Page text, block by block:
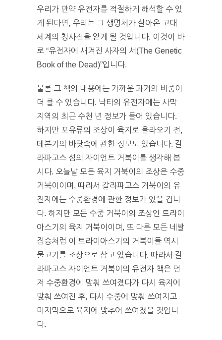
우리가 만약 유전자를 적절하게 해석할 수 있
게 된다면, 우리는 그 생명체가 살아온 고대
세계의 청사진을 얻게 될 것입니다. 이것이 바
로 “유전자에 새겨진 사자의 서(The Genetic
Book of the Dead)”입니다.
물론 그 책의 내용에는 가까운 과거의 비중이
더 클 수 있습니다. 낙타의 유전자에는 사막
지역의 최근 수천 년 정보가 들어 있습니다.
하지만 포유류의 조상이 육지로 올라오기 전,
데본기의 바닷속에 관한 정보도 있습니다. 갈
라파고스 섬의 자이언트 거북이를 생각해 봅
시다. 오늘날 모든 육지 거북이의 조상은 수중
거북이이며, 따라서 갈라파고스 거북이의 유
전자에는 수중환경에 관한 정보가 있을 겁니
다. 하지만 모든 수중 거북이의 조상인 트라이
아스기의 육지 거북이이며, 또 다른 모든 네발
짐승처럼 이 트라이아스기의 거북이들 역시
물고기를 조상으로 삼고 있습니다. 따라서 갈
라파고스 자이언트 거북이의 유전자 책은 먼
저 수중환경에 맞춰 쓰여졌다가 다시 육지에
맞춰 쓰여진 후, 다시 수중에 맞춰 쓰여지고
마지막으로 육지에 맞추어 쓰여졌을 것입니
다.